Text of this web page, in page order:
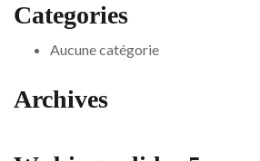
Categories
Aucune catégorie
Archives